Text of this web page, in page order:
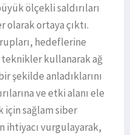
ölçekli saldırıları
ortaya çıktı.
hedeflerine
kullanarak ağ
şekilde anladıklarını
ve etki alanı ele
için sağlam siber
vurgulayarak,